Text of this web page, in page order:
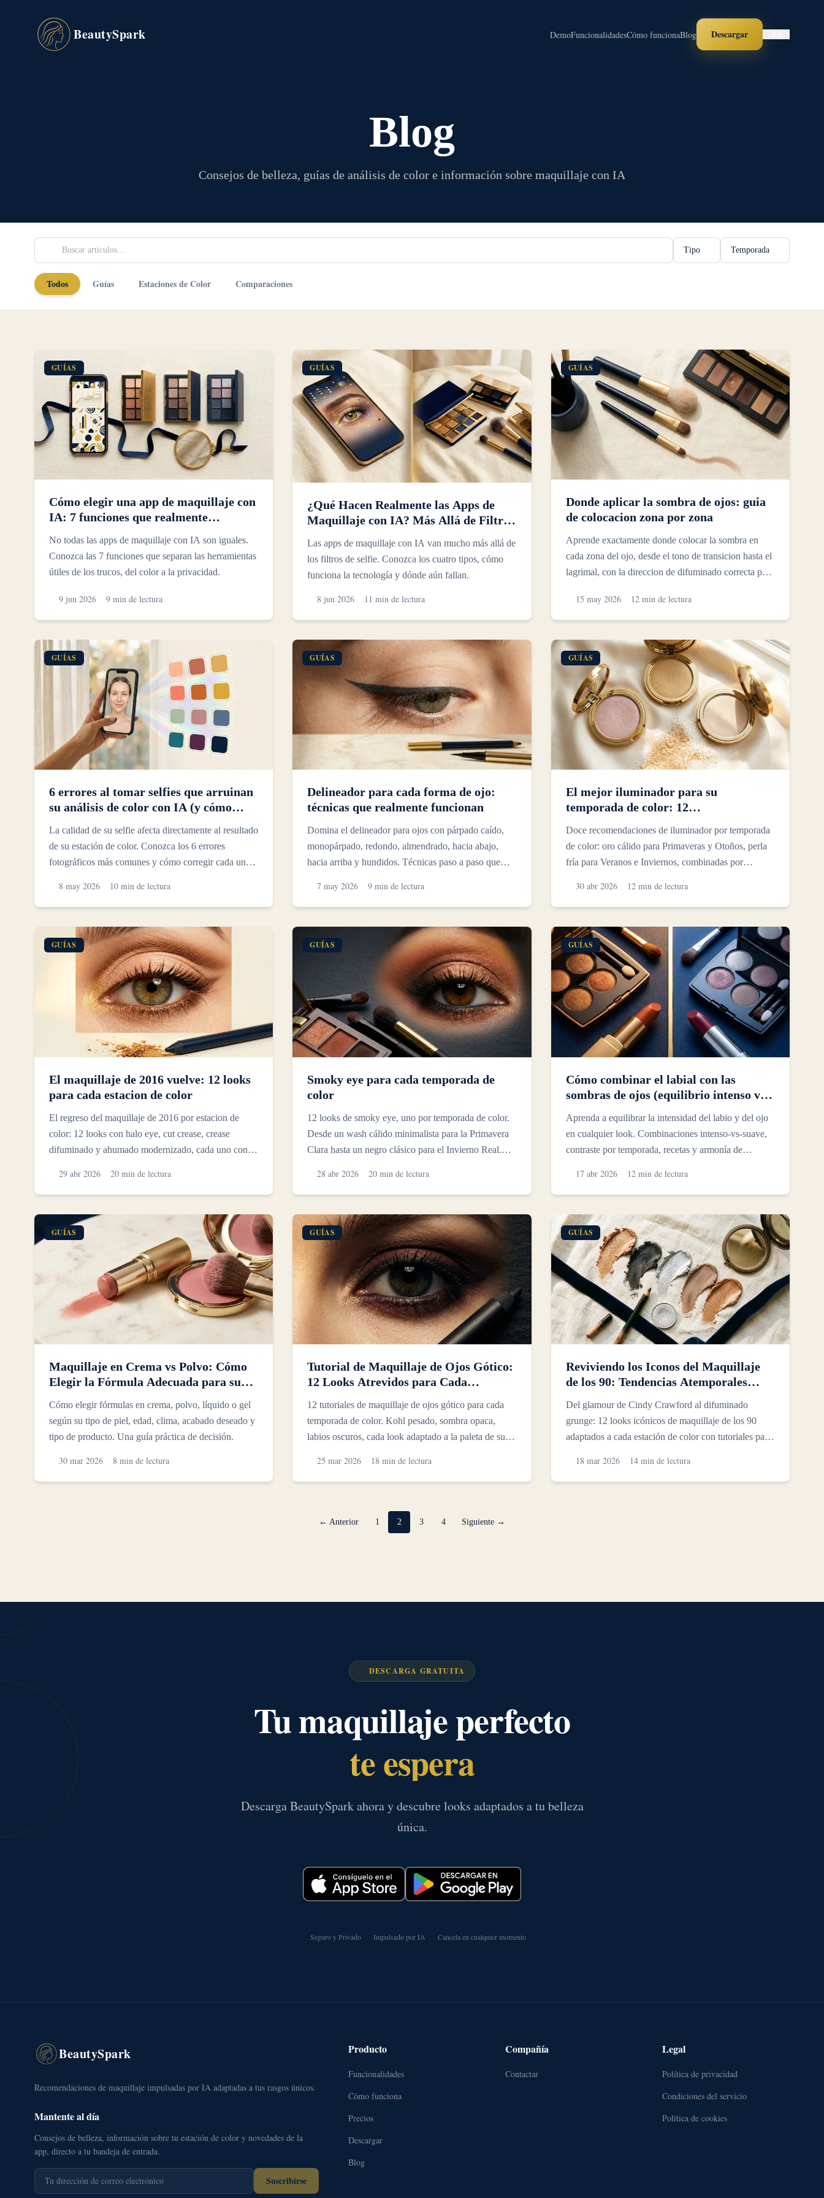
BeautySpark DemoFuncionalidadesCómo funcionaBlog Descargar
Blog
Consejos de belleza, guías de análisis de color e información sobre maquillaje con IA
Tipo Temporada
Todos Guías Estaciones de Color Comparaciones
GUÍAS
Cómo elegir una app de maquillaje con
IA: 7 funciones que realmente
No todas las apps de maquillaje con IA son iguales.
Conozca las 7 funciones que separan las herramientas
útiles de los trucos, del color a la privacidad.
9 jun 2026 9 min de lectura
GUÍAS
¿Qué Hacen Realmente las Apps de
Maquillaje con IA? Más Allá de Filtros
Las apps de maquillaje con IA van mucho más allá de
los filtros de selfie. Conozca los cuatro tipos, cómo
funciona la tecnología y dónde aún fallan.
8 jun 2026 11 min de lectura
GUÍAS
Donde aplicar la sombra de ojos: guia
de colocacion zona por zona
Aprende exactamente donde colocar la sombra en
cada zona del ojo, desde el tono de transicion hasta el
lagrimal, con la direccion de difuminado correcta para
15 may 2026 12 min de lectura
GUÍAS
6 errores al tomar selfies que arruinan
su análisis de color con IA (y cómo
La calidad de su selfie afecta directamente al resultado
de su estación de color. Conozca los 6 errores
fotográficos más comunes y cómo corregir cada uno
8 may 2026 10 min de lectura
GUÍAS
Delineador para cada forma de ojo:
técnicas que realmente funcionan
Domina el delineador para ojos con párpado caído,
monopárpado, redondo, almendrado, hacia abajo,
hacia arriba y hundidos. Técnicas paso a paso que
7 may 2026 9 min de lectura
GUÍAS
El mejor iluminador para su
temporada de color: 12
Doce recomendaciones de iluminador por temporada
de color: oro cálido para Primaveras y Otoños, perla
fría para Veranos e Inviernos, combinadas por
30 abr 2026 12 min de lectura
GUÍAS
El maquillaje de 2016 vuelve: 12 looks
para cada estacion de color
El regreso del maquillaje de 2016 por estacion de
color: 12 looks con halo eye, cut crease, crease
difuminado y ahumado modernizado, cada uno con la
29 abr 2026 20 min de lectura
GUÍAS
Smoky eye para cada temporada de
color
12 looks de smoky eye, uno por temporada de color.
Desde un wash cálido minimalista para la Primavera
Clara hasta un negro clásico para el Invierno Real.
28 abr 2026 20 min de lectura
GUÍAS
Cómo combinar el labial con las
sombras de ojos (equilibrio intenso vs
Aprenda a equilibrar la intensidad del labio y del ojo
en cualquier look. Combinaciones intenso-vs-suave,
contraste por temporada, recetas y armonía de
17 abr 2026 12 min de lectura
GUÍAS
Maquillaje en Crema vs Polvo: Cómo
Elegir la Fórmula Adecuada para su
Cómo elegir fórmulas en crema, polvo, líquido o gel
según su tipo de piel, edad, clima, acabado deseado y
tipo de producto. Una guía práctica de decisión.
30 mar 2026 8 min de lectura
GUÍAS
Tutorial de Maquillaje de Ojos Gótico:
12 Looks Atrevidos para Cada
12 tutoriales de maquillaje de ojos gótico para cada
temporada de color. Kohl pesado, sombra opaca,
labios oscuros, cada look adaptado a la paleta de su
25 mar 2026 18 min de lectura
GUÍAS
Reviviendo los Iconos del Maquillaje
de los 90: Tendencias Atemporales
Color
Del glamour de Cindy Crawford al difuminado
grunge: 12 looks icónicos de maquillaje de los 90
adaptados a cada estación de color con tutoriales paso
18 mar 2026 14 min de lectura
← Anterior 1 2 3 4 Siguiente →
DESCARGA GRATUITA
Tu maquillaje perfecto
te espera
Descarga BeautySpark ahora y descubre looks adaptados a tu belleza
única.
Seguro y Privado Impulsado por IA Cancela en cualquier momento
BeautySpark
Recomendaciones de maquillaje impulsadas por IA adaptadas a tus rasgos únicos.
Mantente al día
Consejos de belleza, información sobre tu estación de color y novedades de la
app, directo a tu bandeja de entrada.
Suscribirse
Producto
Funcionalidades
Cómo funciona
Precios
Descargar
Blog
Compañía
Contactar
Legal
Política de privacidad
Condiciones del servicio
Política de cookies